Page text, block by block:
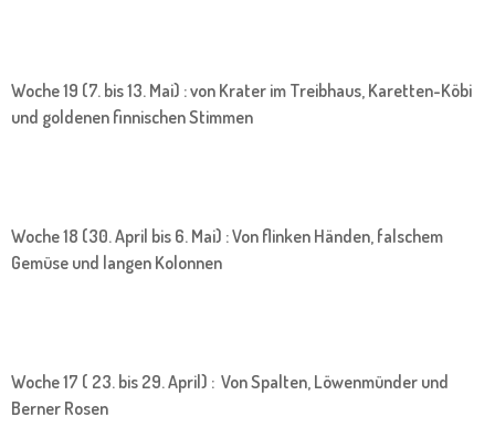
Woche 19 (7. bis 13. Mai) : von Krater im Treibhaus, Karetten-Köbi
und goldenen finnischen Stimmen
Woche 18 (30. April bis 6. Mai) : Von flinken Händen, falschem
Gemüse und langen Kolonnen
Woche 17 ( 23. bis 29. April) : Von Spalten, Löwenmünder und
Berner Rosen